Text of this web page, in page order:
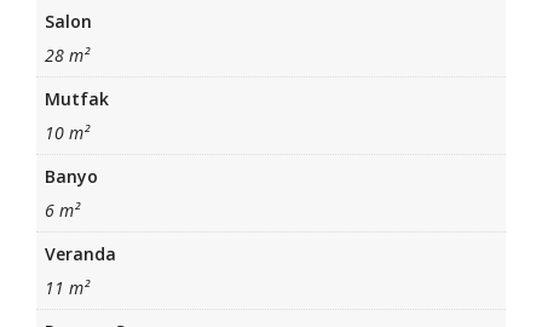
Salon
28 m²
Mutfak
10 m²
Banyo
6 m²
Veranda
11 m²